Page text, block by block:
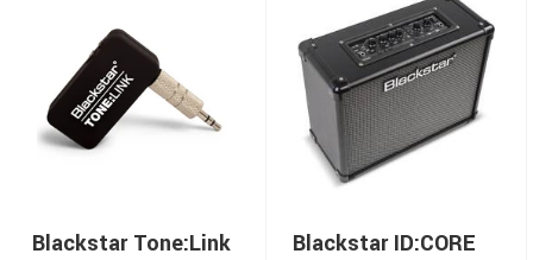
Blackstar Tone:Link
Blackstar ID:CORE